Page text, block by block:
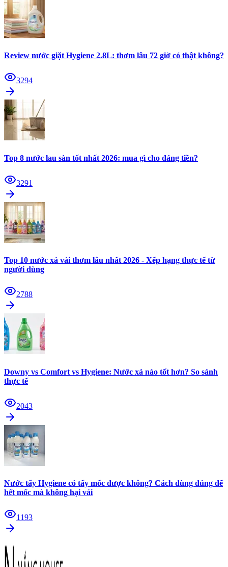
Review nước giặt Hygiene 2.8L: thơm lâu 72 giờ có thật không?
3294
Top 8 nước lau sàn tốt nhất 2026: mua gì cho đáng tiền?
3291
Top 10 nước xả vải thơm lâu nhất 2026 - Xếp hạng thực tế từ
người dùng
2788
Downy vs Comfort vs Hygiene: Nước xả nào tốt hơn? So sánh
thực tế
2043
Nước tẩy Hygiene có tẩy mốc được không? Cách dùng đúng để
hết mốc mà không hại vải
1193